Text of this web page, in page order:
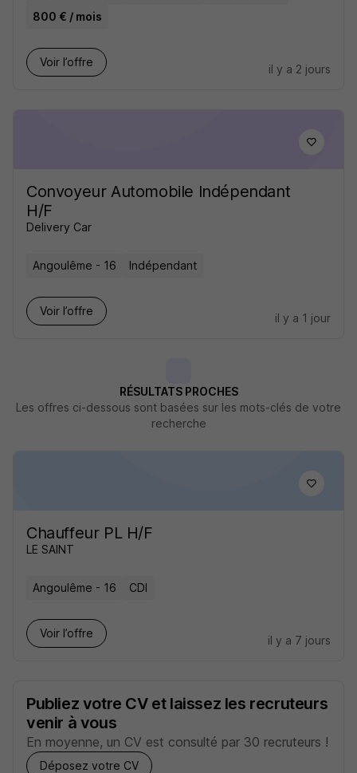
800 € / mois
Voir l’offre
il y a 2 jours
Convoyeur Automobile Indépendant
H/F
Delivery Car
Angoulême - 16 Indépendant
Voir l’offre
il y a 1 jour
RÉSULTATS PROCHES
Les offres ci-dessous sont basées sur les mots-clés de votre
recherche
Chauffeur PL H/F
LE SAINT
Angoulême - 16 CDI
Voir l’offre
il y a 7 jours
Publiez votre CV et laissez les recruteurs
venir à vous
En moyenne, un CV est consulté par 30 recruteurs !
Déposez votre CV